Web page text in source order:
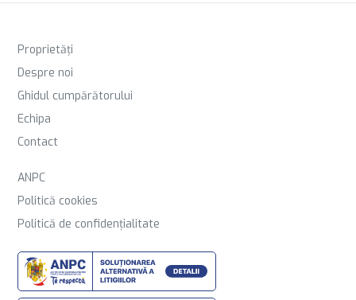
Proprietăți
Despre noi
Ghidul cumpărătorului
Echipa
Contact
ANPC
Politică cookies
Politică de confidențialitate